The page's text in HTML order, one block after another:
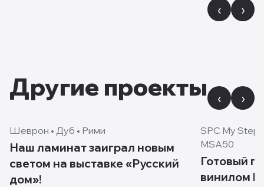
‹ ›
Другие проекты ‹ ›
цвет:светло-коричневый
Шеврон • Дуб • Рими
Наш ламинат заиграл новым
светом на выставке «Русский
дом»!
SPC My Step
MSA50
Готовый
винилом